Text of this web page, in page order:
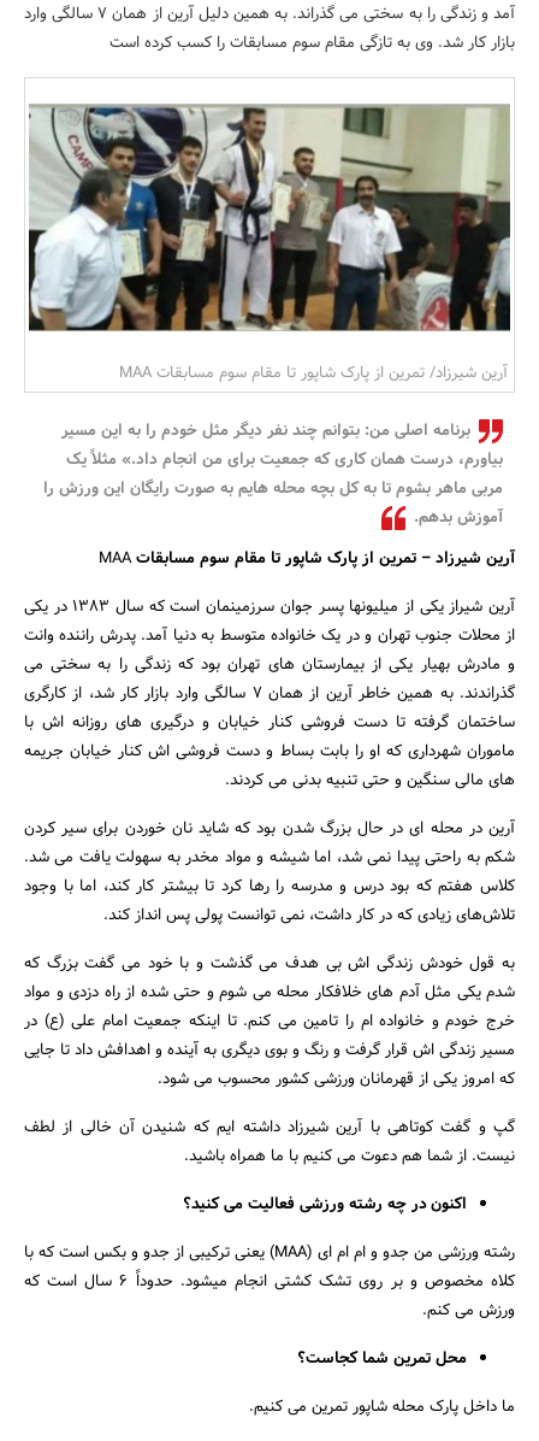
بانک، بیمه و سرمایه
آمد و زندگی را به سختی می گذراند. به همین دلیل آرین از همان 7 سالگی وارد
بازار کار شد. وی به تازگی مقام سوم مسابقات را کسب کرده است
آرین شیرزاد/ تمرین از پارک شاپور تا مقام سوم مسابقات MAA
برنامه اصلی من: بتوانم چند نفر دیگر مثل خودم را به این مسیر
بیاورم، درست همان کاری که جمعیت برای من انجام داد.» مثلاً یک
مربی ماهر بشوم تا به کل بچه محله هایم به صورت رایگان این ورزش را
آموزش بدهم.
آرین شیرزاد– تمرین از پارک شاپور تا مقام سوم مسابقاتMAA
آرین شیراز یکی از میلیونها پسر جوان سرزمینمان است که سال 1383 در یکی
از محلات جنوب تهران و در یک خانواده متوسط به دنیا آمد. پدرش راننده وانت
و مادرش بهیار یکی از بیمارستان های تهران بود که زندگی را به سختی می
گذراندند. به همین خاطر آرین از همان 7 سالگی وارد بازار کار شد، از کارگری
ساختمان گرفته تا دست فروشی کنار خیابان و درگیری های روزانه اش با
ماموران شهرداری که او را بابت بساط و دست فروشی اش کنار خیابان جریمه
های مالی سنگین و حتی تنبیه بدنی می کردند.
آرین در محله ای در حال بزرگ شدن بود که شاید نان خوردن برای سیر کردن
شکم به راحتی پیدا نمی شد، اما شیشه و مواد مخدر به سهولت یافت می شد.
کلاس هفتم که بود درس و مدرسه را رها کرد تا بیشتر کار کند، اما با وجود
تلاش‌های زیادی که در کار داشت، نمی توانست پولی پس انداز کند.
به قول خودش زندگی اش بی هدف می گذشت و با خود می گفت بزرگ که
شدم یکی مثل آدم های خلافکار محله می شوم و حتی شده از راه دزدی و مواد
خرج خودم و خانواده ام را تامین می کنم. تا اینکه جمعیت امام علی (ع) در
مسیر زندگی اش قرار گرفت و رنگ و بوی دیگری به آینده و اهدافش داد تا جایی
که امروز یکی از قهرمانان ورزشی کشور محسوب می شود.
گپ و گفت کوتاهی با آرین شیرزاد داشته ایم که شنیدن آن خالی از لطف
نیست. از شما هم دعوت می کنیم با ما همراه باشید.
اکنون در چه رشته ورزشی فعالیت می کنید؟
رشته ورزشی من جدو و ام ام ای (MAA) یعنی ترکیبی از جدو و بکس است که با
کلاه مخصوص و بر روی تشک کشتی انجام میشود. حدوداً 6 سال است که
ورزش می کنم.
محل تمرین شما کجاست؟
ما داخل پارک محله شاپور تمرین می کنیم.